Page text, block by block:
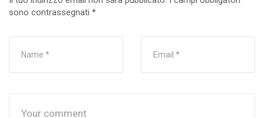
sono contrassegnati *